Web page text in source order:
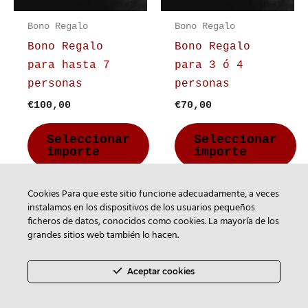
Bono Regalo
Bono Regalo
para hasta 7
personas
€100,00Rango
desde
€100,00
Seleccionar
importe
Bono Regalo
Bono Regalo
para 3 ó 4
personas
€70,00Rango
desde
€70,00
Seleccionar
importe
gestionado porUna Hora Escape Room
Cookies Para que este sitio funcione adecuadamente, a veces
instalamos en los dispositivos de los usuarios pequeños
ficheros de datos, conocidos como cookies. La mayoría de los
grandes sitios web también lo hacen.
Aceptar cookies